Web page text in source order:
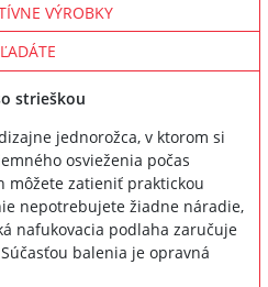
VÝROBKY
strieškou
jednorožca, v ktorom si
osvieženia počas
môžete zatieniť praktickou
nepotrebujete žiadne náradie,
nafukovacia podlaha zaručuje
balenia je opravná